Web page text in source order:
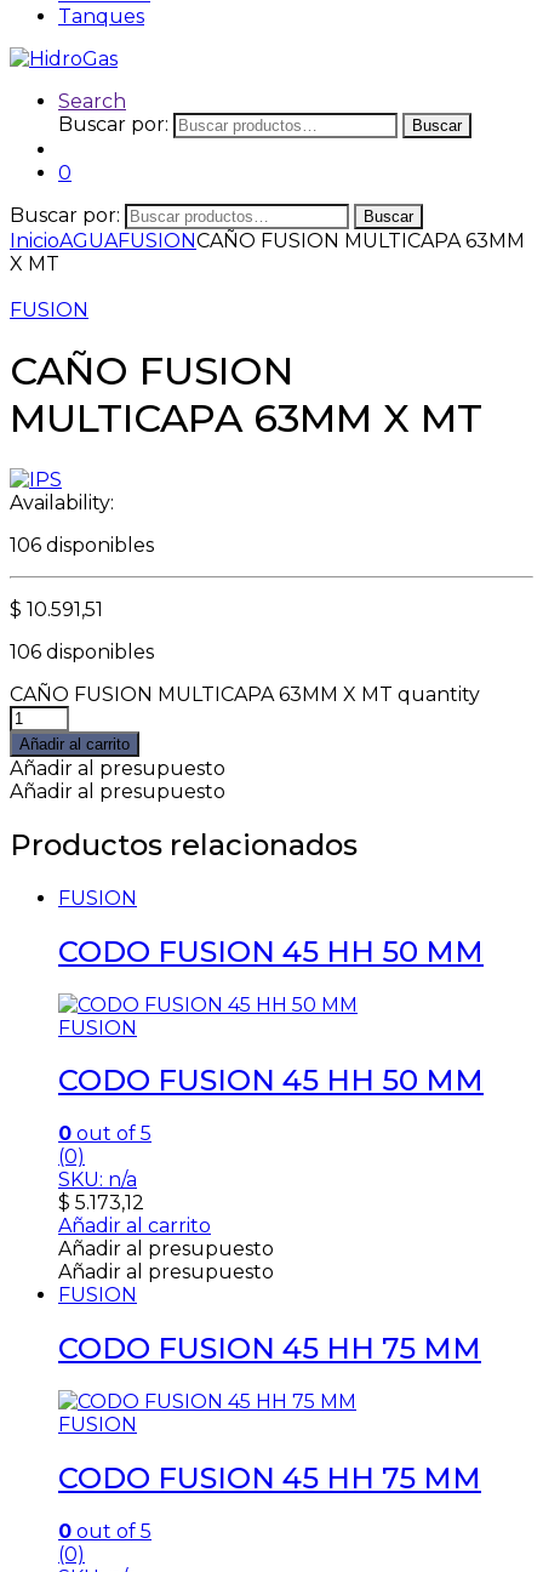
Tanques
Search
Buscar por:
Buscar
0
Buscar por:
Buscar
InicioAGUAFUSIONCAÑO FUSION MULTICAPA 63MM
X MT
FUSION
CAÑO FUSION
MULTICAPA 63MM X MT
Availability:
106 disponibles
$ 10.591,51
106 disponibles
CAÑO FUSION MULTICAPA 63MM X MT quantity
Añadir al carrito
Añadir al presupuesto
Añadir al presupuesto
Productos relacionados
FUSION
CODO FUSION 45 HH 50 MM
FUSION
CODO FUSION 45 HH 50 MM
0 out of 5
(0)
SKU: n/a
$ 5.173,12
Añadir al carrito
Añadir al presupuesto
Añadir al presupuesto
FUSION
CODO FUSION 45 HH 75 MM
FUSION
CODO FUSION 45 HH 75 MM
0 out of 5
(0)